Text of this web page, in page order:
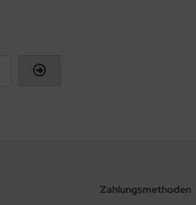
Zahlungsmethoden